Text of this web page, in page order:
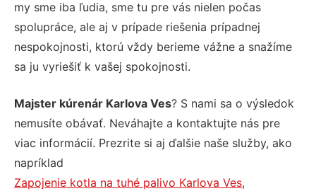
my sme iba ľudia, sme tu pre vás nielen počas
spolupráce, ale aj v prípade riešenia prípadnej
nespokojnosti, ktorú vždy berieme vážne a snažíme
sa ju vyriešiť k vašej spokojnosti.
Majster kúrenár Karlova Ves? S nami sa o výsledok
nemusíte obávať. Neváhajte a kontaktujte nás pre
viac informácií. Prezrite si aj ďalšie naše služby, ako
napríklad
Zapojenie kotla na tuhé palivo Karlova Ves,